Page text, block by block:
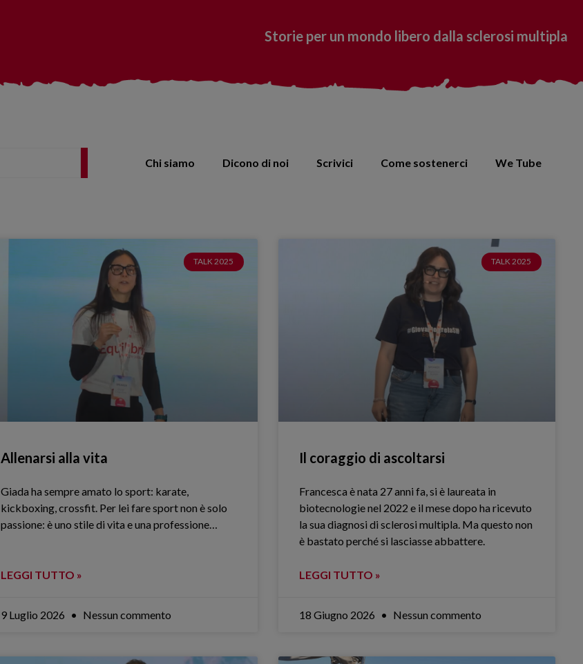
Storie per un mondo libero dalla sclerosi multipla
Chi siamo Dicono di noi Scrivici Come sostenerci We Tube
TALK 2025
Allenarsi alla vita
Giada ha sempre amato lo sport: karate,
kickboxing, crossfit. Per lei fare sport non è solo
passione: è uno stile di vita e una professione…
LEGGI TUTTO »
9 Luglio 2026 Nessun commento
TALK 2025
Il coraggio di ascoltarsi
Francesca è nata 27 anni fa, si è laureata in
biotecnologie nel 2022 e il mese dopo ha ricevuto
la sua diagnosi di sclerosi multipla. Ma questo non
è bastato perché si lasciasse abbattere.
LEGGI TUTTO »
18 Giugno 2026 Nessun commento